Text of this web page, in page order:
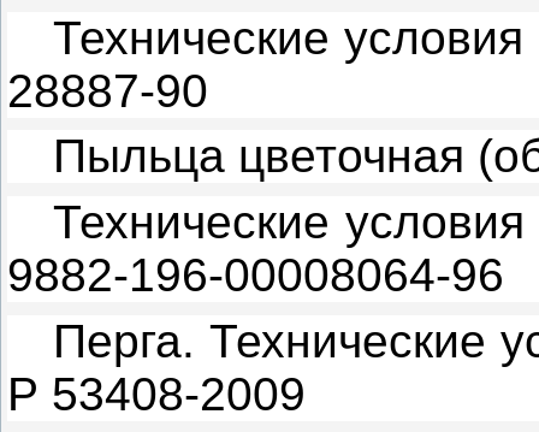
Технические условия
28887-90
Пыльца цветочная
Технические
9882-196-00008064-96
Перга. Технические
Р 53408-2009